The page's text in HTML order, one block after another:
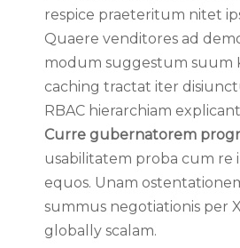
respice praeteritum nitet
Quaere venditores ad
modum suggestum suum
caching tractat iter
RBAC hierarchiam
Curre gubernatorem
usabilitatem proba cum re
equos. Unam
summus negotiationis per
globally scalam.